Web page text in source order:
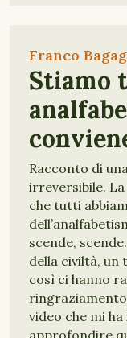
Franco
Stiamo
Racconto di
irreversibile.
che tutti
scende,
della civiltà, un
così ci hanno
ringraziamento
video che mi
approfondire